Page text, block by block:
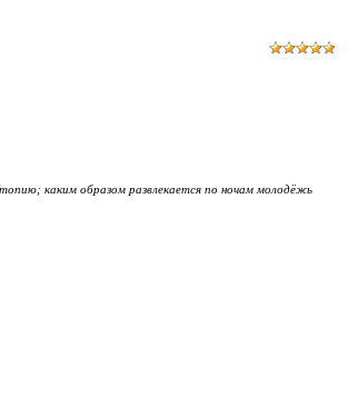
каким образом развлекается по ночам молодёжь